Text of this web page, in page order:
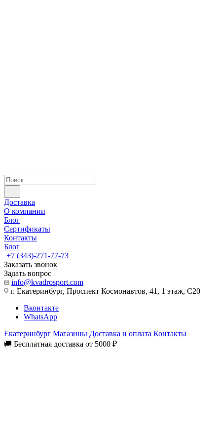
Доставка
О компании
Блог
Сертификаты
Контакты
Блог
+7 (343)-271-77-73
Заказать звонок
Задать вопрос
info@kvadrosport.com
г. Екатеринбург, Проспект Космонавтов, 41, 1 этаж, С20
Вконтакте
WhatsApp
Екатеринбург Магазины Доставка и оплата Контакты
🚚 Бесплатная доставка от 5000 ₽